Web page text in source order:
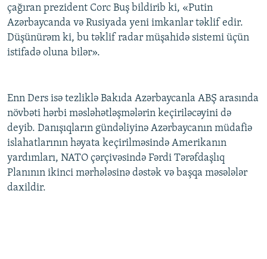
çağıran prezident Corc Buş bildirib ki, «Putin
Azərbaycanda və Rusiyada yeni imkanlar təklif edir.
Düşünürəm ki, bu təklif radar müşahidə sistemi üçün
istifadə oluna bilər».
Enn Ders isə tezliklə Bakıda Azərbaycanla ABŞ arasında
növbəti hərbi məsləhətləşmələrin keçiriləcəyini də
deyib. Danışıqların gündəliyinə Azərbaycanın müdafiə
islahatlarının həyata keçirilməsində Amerikanın
yardımları, NATO çərçivəsində Fərdi Tərəfdaşlıq
Planının ikinci mərhələsinə dəstək və başqa məsələlər
daxildir.